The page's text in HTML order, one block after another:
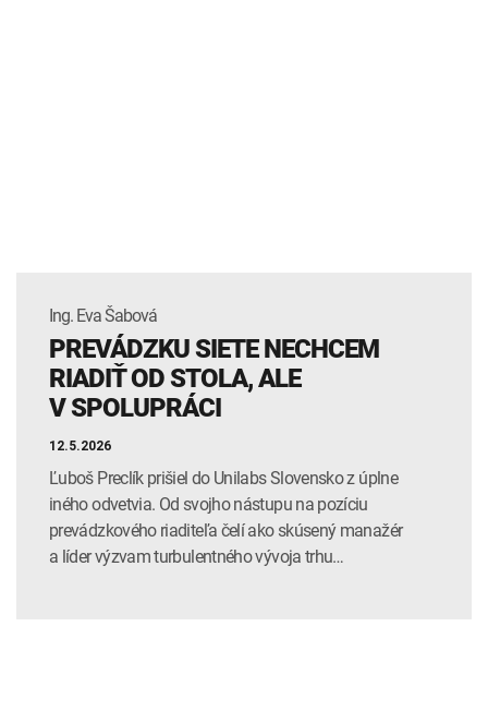
Ing. Eva Šabová
PREVÁDZKU SIETE NECHCEM
RIADIŤ OD STOLA, ALE
V SPOLUPRÁCI
12.5.2026
Ľuboš Preclík prišiel do Unilabs Slovensko z úplne
iného odvetvia. Od svojho nástupu na pozíciu
prevádzkového riaditeľa čelí ako skúsený manažér
a líder výzvam turbulentného vývoja trhu…